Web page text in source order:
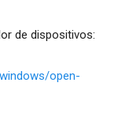
de dispositivos:
open-